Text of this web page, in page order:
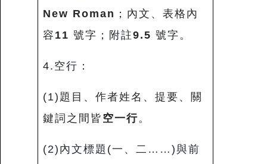
New Roman ；內文、表格內
容 11 號字；附註9.5 號字。
4.空行：
(1)題目、作者姓名、提要、關
鍵詞之間皆 空一行。
(2)內文標題(一、二……)與前